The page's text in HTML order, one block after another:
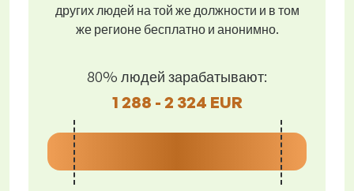
других людей на той же должности и в том
же регионе бесплатно и анонимно.
80% людей зарабатывают:
1 288 - 2 324 EUR